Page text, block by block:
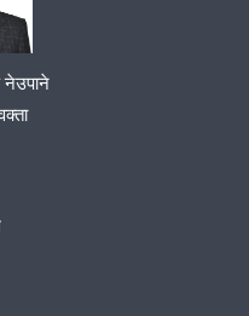
निर्णय गरियो ।
नेउपाने